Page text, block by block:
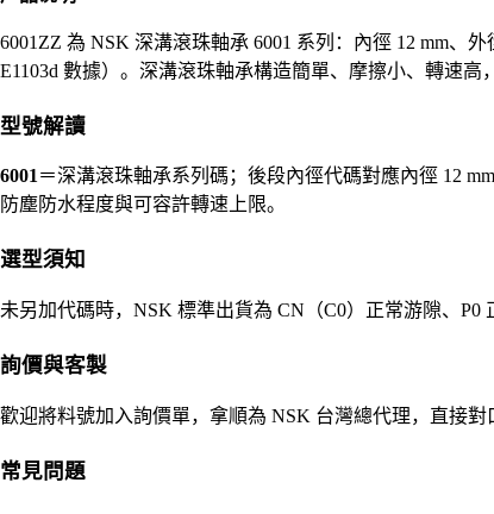
6001ZZ 為 NSK 深溝滾珠軸承 6001 系列：內徑 12 mm、
E1103d 數據）。深溝滾珠軸承構造簡單、摩擦小、轉速
型號解讀
6001＝深溝滾珠軸承系列碼；後段內徑代碼對應內徑 12 mm
防塵防水程度與可容許轉速上限。
選型須知
未另加代碼時，NSK 標準出貨為 CN（C0）正常游隙、P0
詢價與客製
歡迎將料號加入詢價單，拿順為 NSK 台灣總代理，直接對
常見問題